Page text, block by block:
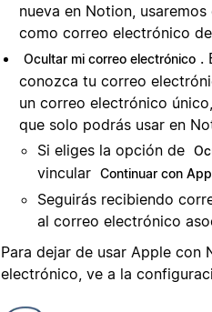
nueva en Notion,
como correo electrónico
Ocultar mi correo electrónico .
conozca tu correo
un correo electrónico
que solo podrás usar en
Si eliges la opción de
vincular Continuar con
Seguirás recibiendo
al correo electrónico
Para dejar de usar Apple con
electrónico, ve a la